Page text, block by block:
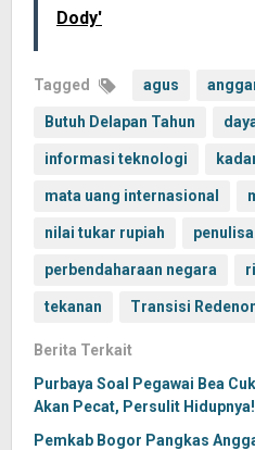
Dody'
Tagged agus
Butuh Delapan Tahun
informasi teknologi
mata uang internasional
nilai tukar rupiah
perbendaharaan negara
tekanan Transisi
Berita Terkait
Purbaya Soal Pegawai Bea
Akan Pecat, Persulit Hidupnya!
Pemkab Bogor Pangkas